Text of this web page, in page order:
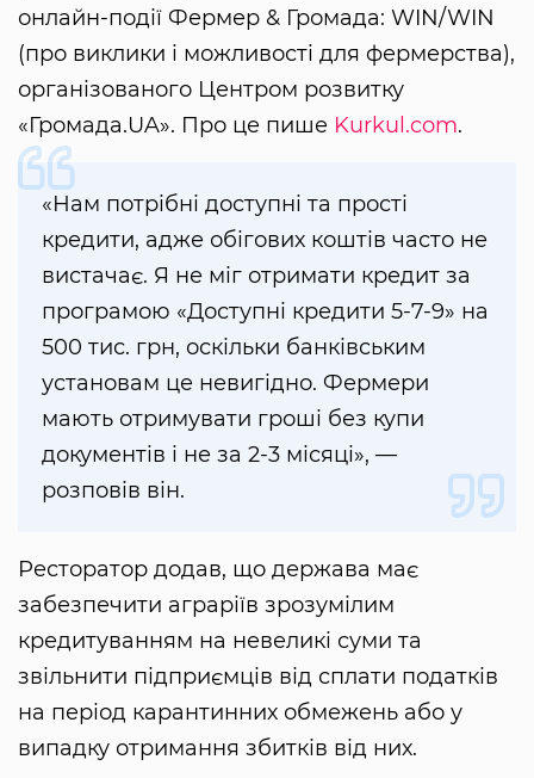
онлайн-події Фермер & Громада: WIN/WIN
(про виклики і можливості для фермерства),
організованого Центром розвитку
«Громада.UA». Про це пише Kurkul.com.
«Нам потрібні доступні та прості
кредити, адже обігових коштів часто не
вистачає. Я не міг отримати кредит за
програмою «Доступні кредити 5-7-9» на
500 тис. грн, оскільки банківським
установам це невигідно. Фермери
мають отримувати гроші без купи
документів і не за 2-3 місяці», —
розповів він.
Ресторатор додав, що держава має
забезпечити аграріїв зрозумілим
кредитуванням на невеликі суми та
звільнити підприємців від сплати податків
на період карантинних обмежень або у
випадку отримання збитків від них.